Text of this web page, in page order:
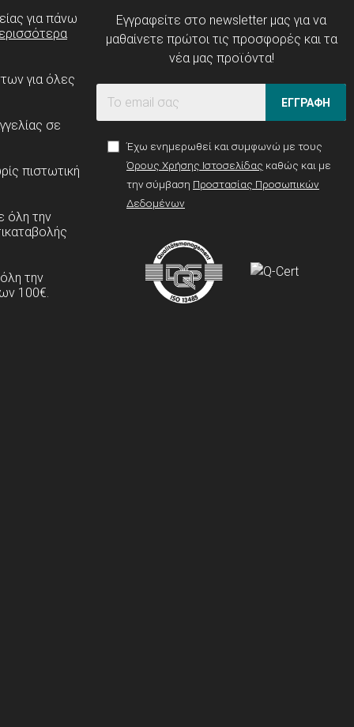
για πάνω
για όλες
σε
πιστωτική
όλη την
την
100€.
Εγγραφείτε στο newsletter μας για να
μαθαίνετε πρώτοι τις προσφορές και τα
νέα μας προϊόντα!
ΕΓΓΡΑΦΗ
Έχω ενημερωθεί και συμφωνώ με τους
Όρους Χρήσης Ιστοσελίδας καθώς και με
την σύμβαση Προστασίας Προσωπικών
Δεδομένων